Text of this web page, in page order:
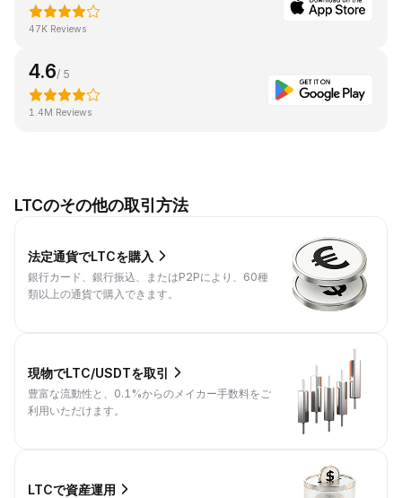
47K Reviews
4.6/ 5
1.4M Reviews
LTCのその他の取引方法
法定通貨でLTCを購入
銀行カード、銀行振込、またはP2Pにより、60種
類以上の通貨で購入できます。
現物でLTC/USDTを取引
豊富な流動性と、0.1%からのメイカー手数料をご
利用いただけます。
LTCで資産運用